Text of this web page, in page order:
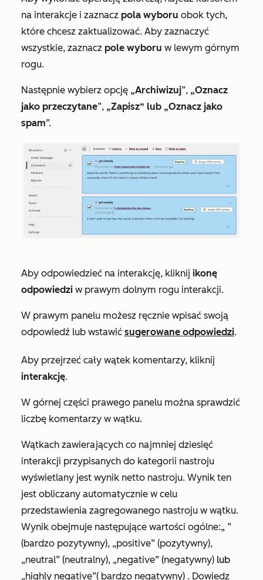
na interakcje i zaznacz pola wyboru obok tych,
które chcesz zaktualizować. Aby zaznaczyć
wszystkie, zaznacz pole wyboru w lewym górnym
rogu.
Następnie wybierz opcję „Archiwizuj”, „Oznacz
jako przeczytane”, „Zapisz” lub „Oznacz jako
spam”.
Aby odpowiedzieć na interakcję, kliknij ikonę
odpowiedzi w prawym dolnym rogu interakcji.
W prawym panelu możesz ręcznie wpisać swoją
odpowiedź lub wstawić sugerowane odpowiedzi.
Aby przejrzeć cały wątek komentarzy, kliknij
interakcję.
W górnej części prawego panelu można sprawdzić
liczbę komentarzy w wątku.
Wątkach zawierających co najmniej dziesięć
interakcji przypisanych do kategorii nastroju
wyświetlany jest wynik netto nastroju. Wynik ten
jest obliczany automatycznie w celu
przedstawienia zagregowanego nastroju w wątku.
Wynik obejmuje następujące wartości ogólne:„ ”
(bardzo pozytywny), „positive” (pozytywny),
„neutral” (neutralny), „negative” (negatywny) lub
„highly negative”( bardzo negatywny) . Dowiedz